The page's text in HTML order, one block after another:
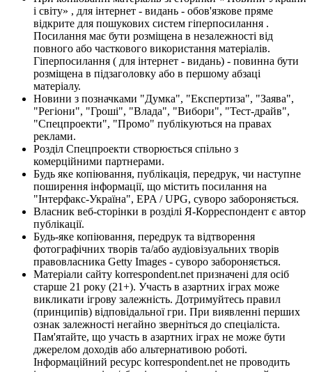
і світу» , для інтернет - видань - обов'язкове пряме
відкрите для пошукових систем гіперпосилання .
Посилання має бути розміщена в незалежності від
повного або часткового використання матеріалів.
Гіперпосилання ( для інтернет - видань) - повинна бути
розміщена в підзаголовку або в першому абзаці
матеріалу.
Новини з позначками "Думка", "Експертиза", "Заява",
"Регіони", "Гроші", "Влада", "Вибори", "Тест-драйв",
"Спецпроекти", "Промо" публікуються на правах
реклами.
Розділ Спецпроекти створюється спільно з
комерційними партнерами.
Будь яке копіювання, публікація, передрук, чи наступне
поширення інформації, що містить посилання на
"Інтерфакс-Україна", EPA / UPG, суворо забороняється.
Власник веб-сторінки в розділі Я-Корреспондент є автор
публікації.
Будь-яке копіювання, передрук та відтворення
фотографічних творів та/або аудіовізуальних творів
правовласника Getty Images - суворо забороняється.
Матеріали сайту korrespondent.net призначені для осіб
старше 21 року (21+). Участь в азартних іграх може
викликати ігрову залежність. Дотримуйтесь правил
(принципів) відповідальної гри. При виявленні перших
ознак залежності негайно зверніться до спеціаліста.
Пам'ятайте, що участь в азартних іграх не може бути
джерелом доходів або альтернативою роботі.
Інформаційний ресурс korrespondent.net не проводить